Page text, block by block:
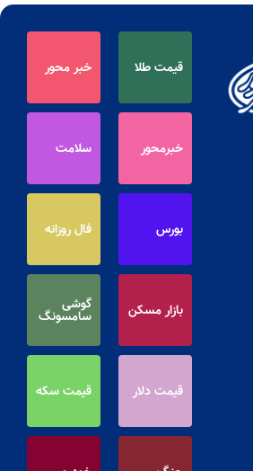
قیمت طلا خبر محور
خبرمحور سلامت
بورس فال روزانه
بازار مسکن گوشی
سامسونگ
قیمت دلار قیمت سکه